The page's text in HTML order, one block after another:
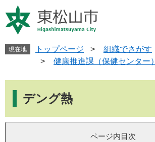
ー
ジ
す
ニ
ュ
し
へ
現在地 トップページ > 組織でさがす
>
健康推進課（保健センター）
デング熱
ページ内目次